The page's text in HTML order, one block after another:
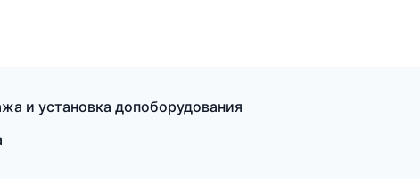
и установка допоборудования